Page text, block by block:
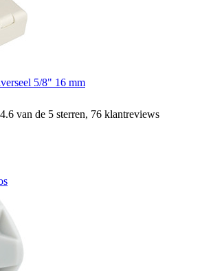
5/8" 16 mm
van de 5 sterren, 76 klantreviews